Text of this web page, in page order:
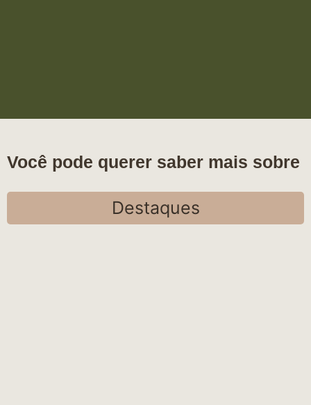
Você pode querer saber mais sobre
Destaques